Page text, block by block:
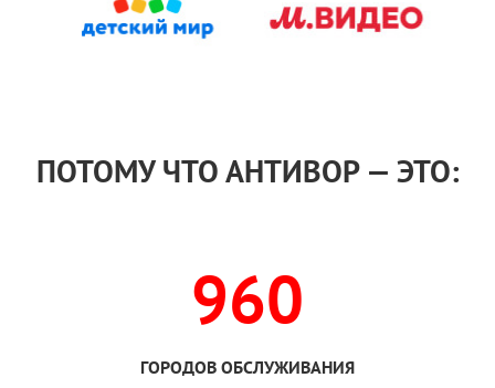
ПОТОМУ ЧТО АНТИВОР — ЭТО:
960
ГОРОДОВ ОБСЛУЖИВАНИЯ